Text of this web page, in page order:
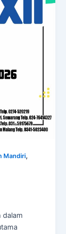
Mandiri,
dalam